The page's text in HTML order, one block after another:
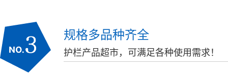
规格多品种齐全
护栏产品超市，可满足各种使用需求！